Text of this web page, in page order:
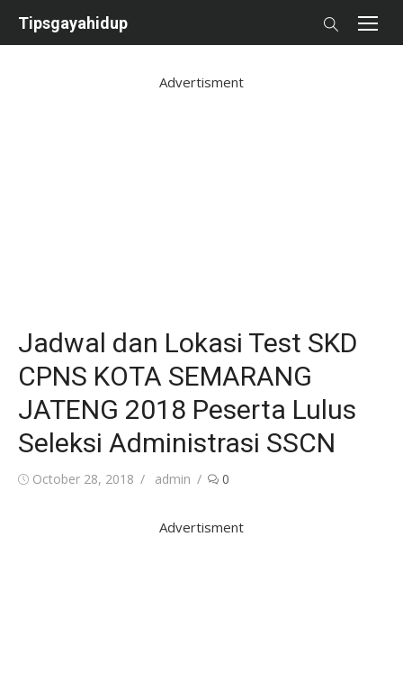
Tipsgayahidup
Advertisment
Jadwal dan Lokasi Test SKD
CPNS KOTA SEMARANG
JATENG 2018 Peserta Lulus
Seleksi Administrasi SSCN
Posted
October 28, 2018 Author
admin 0
Advertisment